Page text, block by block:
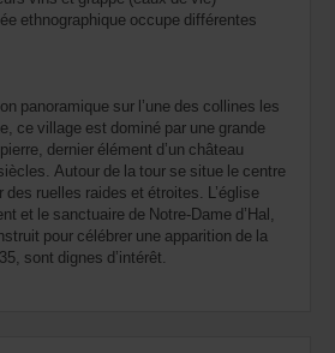
ethnographique occupe différentes
panoramique sur l’une des collines les
ce village est dominé par une grande
dernier élément d’un château
Autour de la tour se situe le centre
ruelles raides et étroites. L’église
et le sanctuaire de Notre-Dame d’Hal,
pour célébrer une apparition de la
sont dignes d’intérêt.